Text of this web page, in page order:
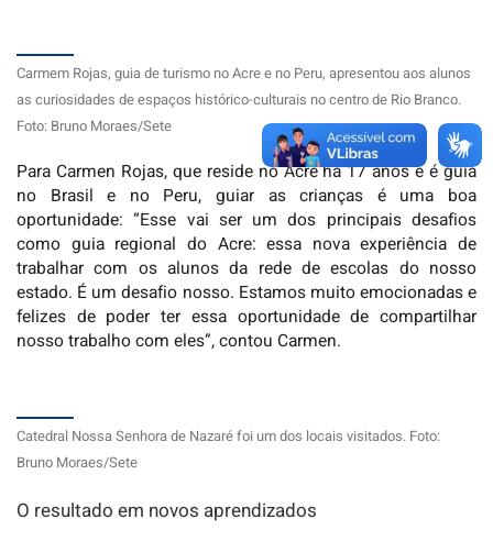
Carmem Rojas, guia de turismo no Acre e no Peru, apresentou aos alunos
as curiosidades de espaços histórico-culturais no centro de Rio Branco.
Foto: Bruno Moraes/Sete
Para Carmen Rojas, que reside no Acre há 17 anos e é guia
no Brasil e no Peru, guiar as crianças é uma boa
oportunidade: “Esse vai ser um dos principais desafios
como guia regional do Acre: essa nova experiência de
trabalhar com os alunos da rede de escolas do nosso
estado. É um desafio nosso. Estamos muito emocionadas e
felizes de poder ter essa oportunidade de compartilhar
nosso trabalho com eles”, contou Carmen.
Catedral Nossa Senhora de Nazaré foi um dos locais visitados. Foto:
Bruno Moraes/Sete
O resultado em novos aprendizados